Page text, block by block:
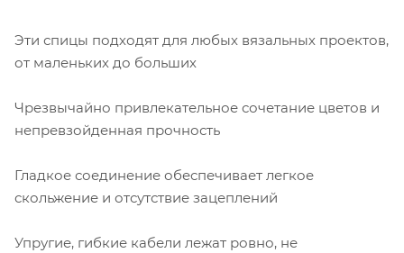
Эти спицы подходят для любых вязальных проектов,
от маленьких до больших
Чрезвычайно привлекательное сочетание цветов и
непревзойденная прочность
Гладкое соединение обеспечивает легкое
скольжение и отсутствие зацеплений
Упругие, гибкие кабели лежат ровно, не